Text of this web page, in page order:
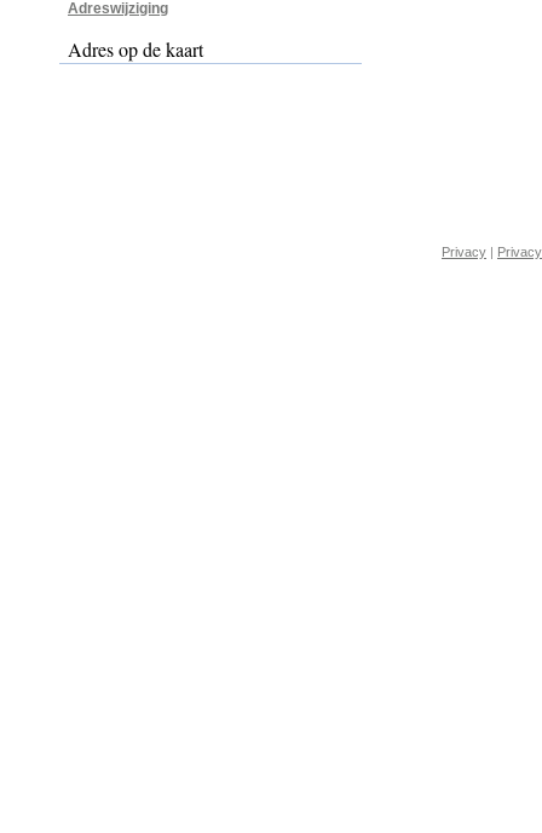
Adreswijziging
Adres op de kaart
Privacy |